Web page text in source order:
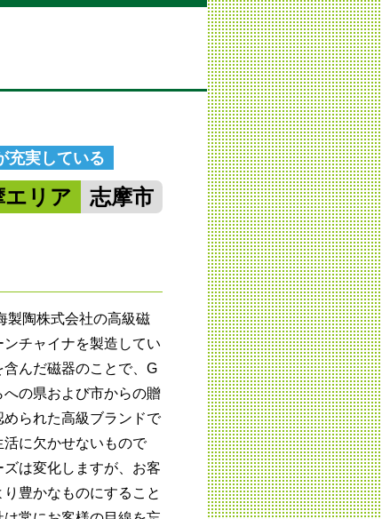
充実している
エリア 志摩市
製陶株式会社の高級磁
チャイナを製造してい
んだ磁器のことで、G
の県および市からの贈
られた高級ブランドで
に欠かせないもので
は変化しますが、お客
豊かなものにすること